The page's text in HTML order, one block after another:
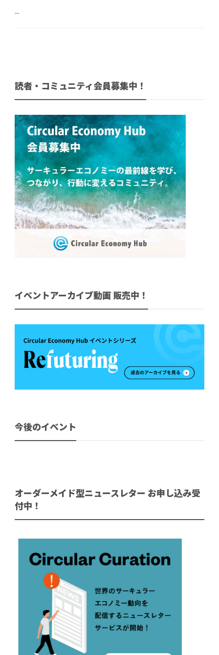
...
読者・コミュニティ会員募集中！
イベントアーカイブ動画 販売中！
今後のイベント
オーダーメイド型ニュースレター お申し込み受
付中！